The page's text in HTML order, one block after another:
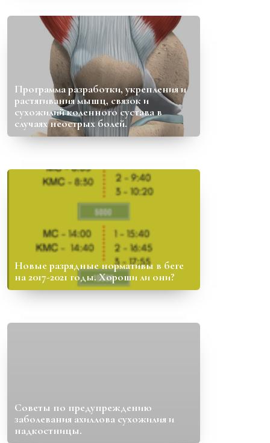
Программа разработки, укрепления и
растягивания мышц, связок и
сухожилий коленного сустава в
случаях неострых болей.
Новые разрядные нормативы в беге
на 2017-2021 годы. Хороши ли они?
Советы по предупреждению
заболевания ахиллова сухожилия и
надкостницы.